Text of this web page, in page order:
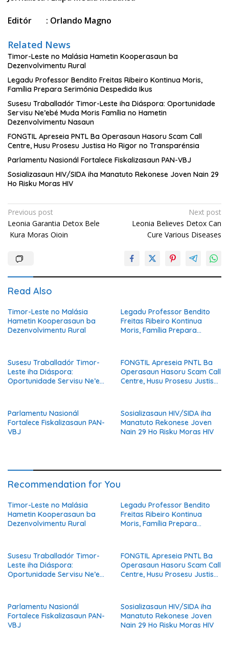
Editór : Orlando Magno
Related News
Timor-Leste no Malásia Hametin Kooperasaun ba
Dezenvolvimentu Rural
Legadu Professor Bendito Freitas Ribeiro Kontinua Moris,
Família Prepara Serimónia Despedida Ikus
Susesu Traballadór Timor-Leste iha Diáspora: Oportunidade
Servisu Ne’ebé Muda Moris Família no Hametin
Dezenvolvimentu Nasaun
FONGTIL Apreseia PNTL Ba Operasaun Hasoru Scam Call
Centre, Husu Prosesu Justisa Ho Rigor no Transparénsia
Parlamentu Nasionál Fortalece Fiskalizasaun PAN-VBJ
Sosializasaun HIV/SIDA iha Manatuto Rekonese Joven Nain 29
Ho Risku Moras HIV
Post
navigation
Previous post
Leonia Garantia Detox Bele
Kura Moras Oioin
Next post
Leonia Believes Detox Can
Cure Various Diseases
Read Also
Timor-Leste no Malásia
Hametin Kooperasaun ba
Dezenvolvimentu Rural
Legadu Professor Bendito
Freitas Ribeiro Kontinua
Moris, Família Prepara
Susesu Traballadór Timor-
Leste iha Diáspora:
Oportunidade Servisu Ne’ebé
Nasaun
FONGTIL Apreseia PNTL Ba
Operasaun Hasoru Scam Call
Centre, Husu Prosesu Justisa
Parlamentu Nasionál
Fortalece Fiskalizasaun PAN-
VBJ
Sosializasaun HIV/SIDA iha
Manatuto Rekonese Joven
Nain 29 Ho Risku Moras HIV
Recommendation for You
Timor-Leste no Malásia
Hametin Kooperasaun ba
Dezenvolvimentu Rural
Legadu Professor Bendito
Freitas Ribeiro Kontinua
Moris, Família Prepara
Susesu Traballadór Timor-
Leste iha Diáspora:
Oportunidade Servisu Ne’ebé
Nasaun
FONGTIL Apreseia PNTL Ba
Operasaun Hasoru Scam Call
Centre, Husu Prosesu Justisa
Parlamentu Nasionál
Fortalece Fiskalizasaun PAN-
VBJ
Sosializasaun HIV/SIDA iha
Manatuto Rekonese Joven
Nain 29 Ho Risku Moras HIV